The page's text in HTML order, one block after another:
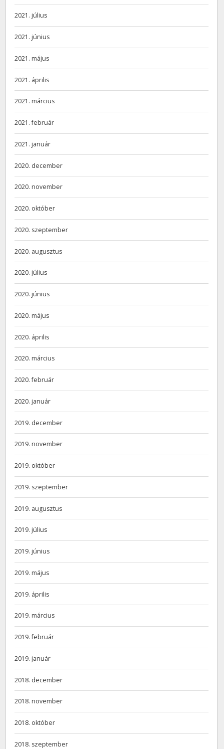
2021. július
2021. június
2021. május
2021. április
2021. március
2021. február
2021. január
2020. december
2020. november
2020. október
2020. szeptember
2020. augusztus
2020. július
2020. június
2020. május
2020. április
2020. március
2020. február
2020. január
2019. december
2019. november
2019. október
2019. szeptember
2019. augusztus
2019. július
2019. június
2019. május
2019. április
2019. március
2019. február
2019. január
2018. december
2018. november
2018. október
2018. szeptember